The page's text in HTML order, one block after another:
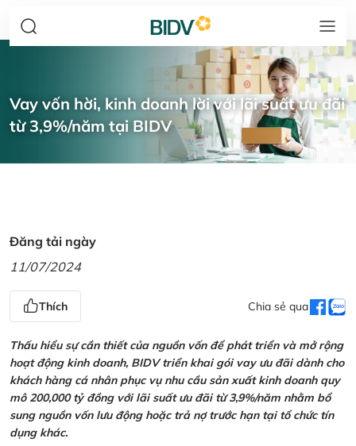
Vay vốn hời, kinh doanh lời với lãi suất ưu đãi
từ 3,9%/năm tại BIDV
Đăng tải ngày
11/07/2024
Thích Chia sẻ qua
Thấu hiểu sự cần thiết của nguồn vốn để phát triển và mở rộng
hoạt động kinh doanh, BIDV triển khai gói vay ưu đãi dành cho
khách hàng cá nhân phục vụ nhu cầu sản xuất kinh doanh quy
mô 200,000 tỷ đồng với lãi suất ưu đãi từ 3,9%/năm nhằm bổ
sung nguồn vốn lưu động hoặc trả nợ trước hạn tại tổ chức tín
dụng khác.